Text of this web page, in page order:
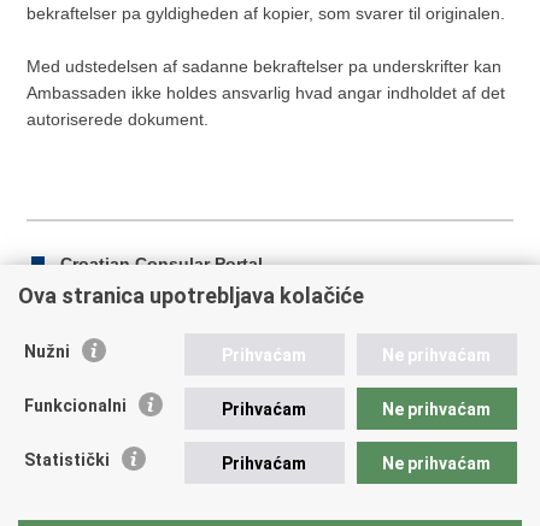
bekraftelser pa gyldigheden af kopier, som svarer til originalen.
Med udstedelsen af sadanne bekraftelser pa underskrifter kan
Ambassaden ikke holdes ansvarlig hvad angar indholdet af det
autoriserede dokument.
Croatian Consular Portal
this
on
on
REPUBLIC OF CROATIA Ministry of Foreign and European
4569 964 faks: +385 (0)1 4551 795, +385 (0)1 4920 149 E-
Ova stranica upotrebljava kolačiće
Nužni Prihvaćam Ne prihvaćam
Funkcionalni Prihvaćam Ne prihvaćam
Statistički Prihvaćam Ne prihvaćam